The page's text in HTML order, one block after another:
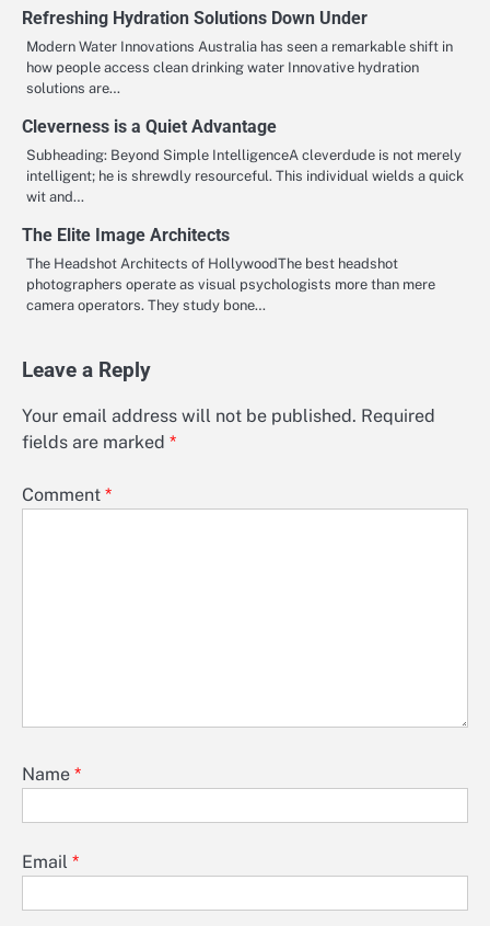
Refreshing Hydration Solutions Down Under
Modern Water Innovations Australia has seen a remarkable shift in
how people access clean drinking water Innovative hydration
solutions are…
Cleverness is a Quiet Advantage
Subheading: Beyond Simple IntelligenceA cleverdude is not merely
intelligent; he is shrewdly resourceful. This individual wields a quick
wit and…
The Elite Image Architects
The Headshot Architects of HollywoodThe best headshot
photographers operate as visual psychologists more than mere
camera operators. They study bone…
Leave a Reply
Your email address will not be published. Required
fields are marked *
Comment *
Name *
Email *